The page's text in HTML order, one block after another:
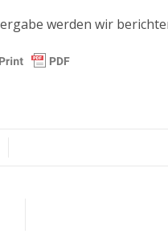
werden wir